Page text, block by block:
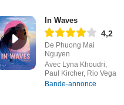
In Waves
4,2
De Phuong Mai
Nguyen
Avec Lyna Khoudri,
Paul Kircher, Rio Vega
Bande-annonce